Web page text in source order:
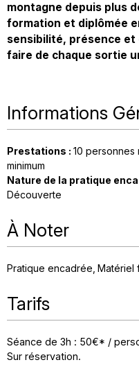
montagne depuis plus
formation et diplômée
sensibilité, présence et
faire de chaque sortie
Informations
Prestations : 10 personnes
minimum
Nature de la pratique
Découverte
À Noter
Pratique encadrée Matériel
Tarifs
Séance de 3h : 50€* /
Sur réservation.